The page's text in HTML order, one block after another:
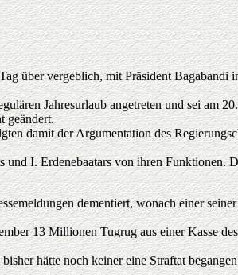
über vergeblich, mit Präsident Bagabandi
Jahresurlaub angetreten und sei am
geändert.
damit der Argumentation des
I. Erdenebaatars von ihren
dementiert, wonach einer
13 Millionen Tugrug aus einer Kasse
hätte noch keiner eine Straftat